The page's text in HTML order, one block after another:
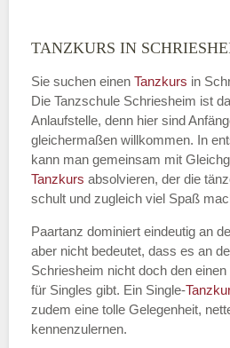
TANZKURS IN
Sie suchen einen Tanzkurs in
Die Tanzschule Schriesheim ist
Anlaufstelle, denn hier sind
gleichermaßen willkommen. In
kann man gemeinsam mit
Tanzkurs absolvieren, der die
schult und zugleich viel Spaß
Paartanz dominiert eindeutig an
aber nicht bedeutet, dass es an
Schriesheim nicht doch den
für Singles gibt. Ein Single-
zudem eine tolle Gelegenheit,
kennenzulernen.